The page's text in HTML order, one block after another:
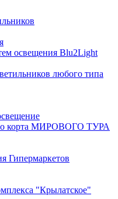
освещения Blu2Light
любого типа
корта МИРОВОГО ТУРА
Гипермаркетов
"Крылатское"